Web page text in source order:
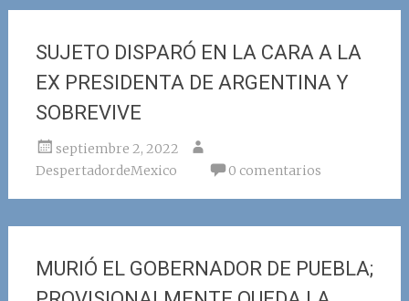
SUJETO DISPARÓ EN LA CARA A LA
EX PRESIDENTA DE ARGENTINA Y
SOBREVIVE
septiembre 2, 2022
DespertadordeMexico
0 comentarios
MURIÓ EL GOBERNADOR DE PUEBLA;